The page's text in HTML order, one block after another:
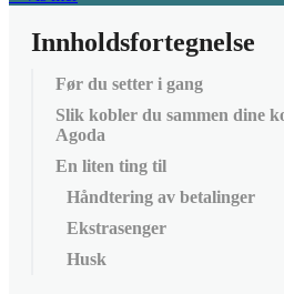
Innholdsfortegnelse
Før du setter i gang
Slik kobler du sammen dine
Agoda
En liten ting til
Håndtering av betalinger
Ekstrasenger
Husk